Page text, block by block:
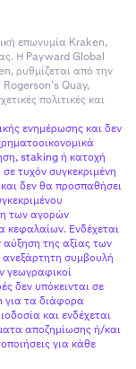
επωνυμία Kraken,
Η Payward Global
ρυθμίζεται από την
Quay,
πολιτικές και
ενημέρωσης και δεν
staking ή κατοχή
τυχόν συγκεκριμένη
δεν θα προσπαθήσει
των αγορών
κεφαλαίων. Ενδέχεται
της αξίας των
συμβουλή
γεωγραφικοί
δεν υπόκεινται σε
για τα διάφορα
και ενδέχεται
αποζημίωσης ή/και
για κάθε